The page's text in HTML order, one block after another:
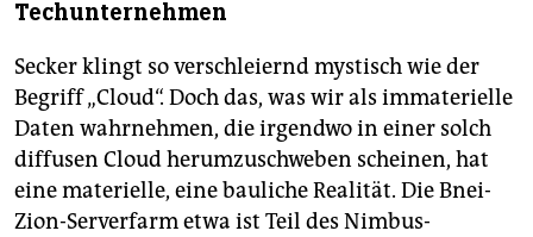
Techunternehmen
Secker klingt so verschleiernd mystisch wie der
Begriff „Cloud“. Doch das, was wir als immaterielle
Daten wahrnehmen, die irgendwo in einer solch
diffusen Cloud herumzuschweben scheinen, hat
eine materielle, eine bauliche Realität. Die Bnei-
Zion-Serverfarm etwa ist Teil des Nimbus-